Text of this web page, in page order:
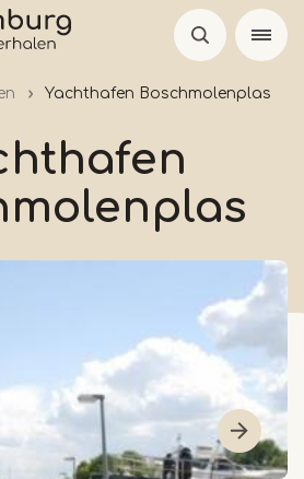
Yachthafen Boschmolenplas